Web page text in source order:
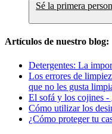
Sé la primera
Artículos de nuestro blog:
Detergentes: La
Los errores de
que no les gusta
El sofá y los cojines
Cómo utilizar los
¿Cómo proteger tu